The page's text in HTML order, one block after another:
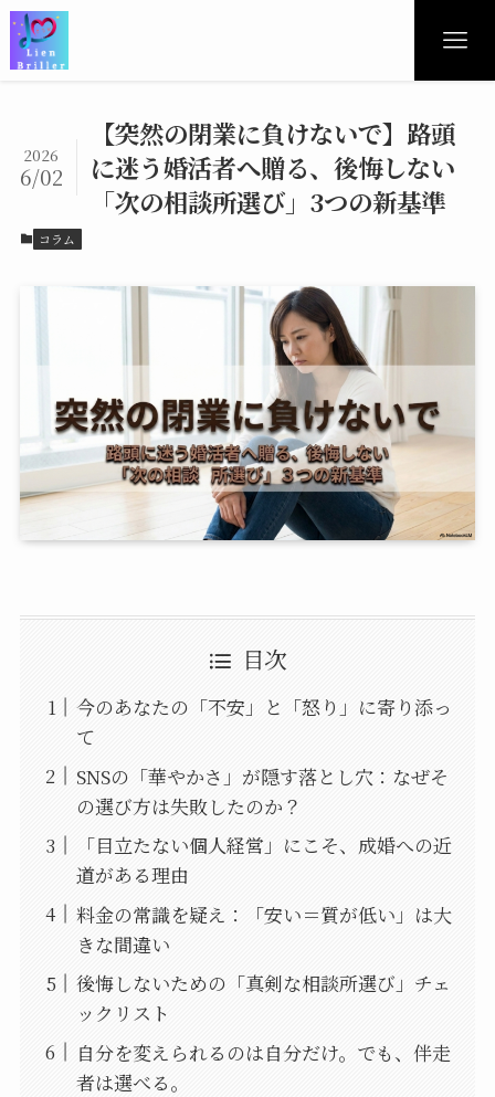
【突然の閉業に負けないで】路頭
に迷う婚活者へ贈る、後悔しない
「次の相談所選び」3つの新基準
2026
6/02
コラム
目次
今のあなたの「不安」と「怒り」に寄り添っ
て
SNSの「華やかさ」が隠す落とし穴：なぜそ
の選び方は失敗したのか？
「目立たない個人経営」にこそ、成婚への近
道がある理由
料金の常識を疑え：「安い＝質が低い」は大
きな間違い
後悔しないための「真剣な相談所選び」チェ
ックリスト
自分を変えられるのは自分だけ。でも、伴走
者は選べる。